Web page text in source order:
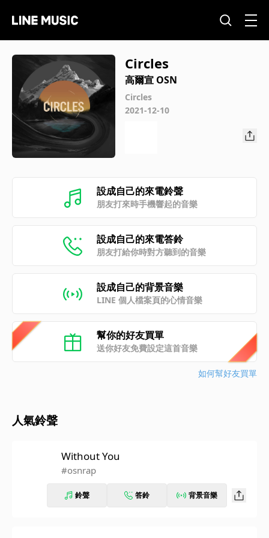
Circles
高爾宣 OSN
Circles
2021-12-10
設成自己的來電鈴聲
朋友打來時手機響起的音樂
設成自己的來電答鈴
朋友打給你時對方聽到的音樂
設成自己的背景音樂
LINE 個人檔案頁的心情音樂
幫你的好友買單
送你好友免費設定這首音樂
如何幫好友買單
人氣鈴聲
Without You
#osnrap
鈴聲 答鈴 背景音樂